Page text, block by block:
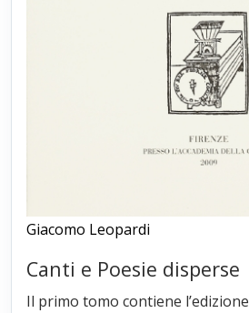
Giacomo Leopardi
Canti e Poesie disperse
Il primo tomo contiene l’edizione